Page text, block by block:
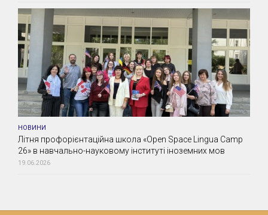
НОВИНИ
Літня профорієнтаційна школа «Open Space Lingua Camp
26» в навчально-науковому інституті іноземних мов
19.06.2026